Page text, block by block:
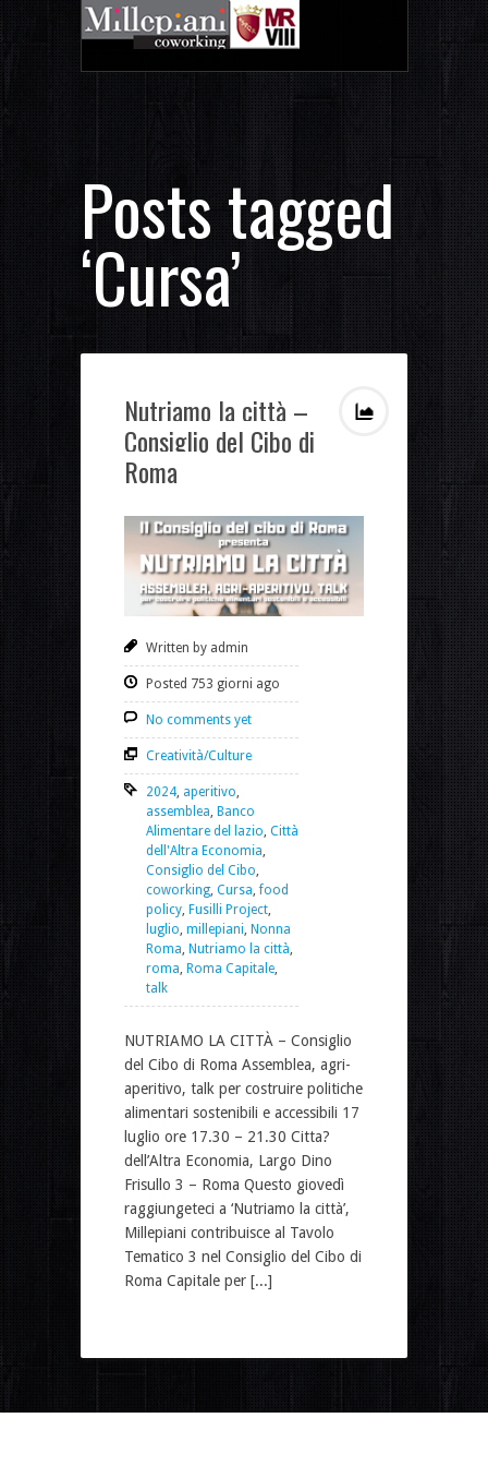
Posts tagged
‘Cursa’
Nutriamo la città –
Consiglio del Cibo di
Roma
Written by admin
Posted 753 giorni ago
No comments yet
Creatività/Culture
2024 aperitivo
assemblea Banco
Alimentare del lazio Città
dell'Altra Economia
Consiglio del Cibo
coworking Cursa ,food
policy Fusilli Project
luglio millepiani Nonna
Roma Nutriamo la città
roma Roma Capitale
talk
NUTRIAMO LA CITTÀ – Consiglio
del Cibo di Roma Assemblea, agri-
aperitivo, talk per costruire politiche
alimentari sostenibili e accessibili 17
luglio ore 17.30 – 21.30 Citta?
dell’Altra Economia, Largo Dino
Frisullo 3 – Roma Questo giovedì
raggiungeteci a ‘Nutriamo la città’,
Millepiani contribuisce al Tavolo
Tematico 3 nel Consiglio del Cibo di
Roma Capitale per [...]